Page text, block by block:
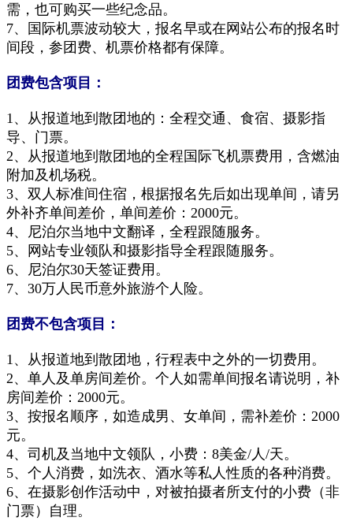
需，也可购买一些纪念品。
7、国际机票波动较大，报名早或在网站公布的报名时
间段，参团费、机票价格都有保障。
团费包含项目：
1、从报道地到散团地的：全程交通、食宿、摄影指
导、门票。
2、从报道地到散团地的全程国际飞机票费用，含燃油
附加及机场税。
3、双人标准间住宿，根据报名先后如出现单间，请另
外补齐单间差价，单间差价：2000元。
4、尼泊尔当地中文翻译，全程跟随服务。
5、网站专业领队和摄影指导全程跟随服务。
6、尼泊尔30天签证费用。
7、30万人民币意外旅游个人险。
团费不包含项目：
1、从报道地到散团地，行程表中之外的一切费用。
2、单人及单房间差价。个人如需单间报名请说明，补
房间差价：2000元。
3、按报名顺序，如造成男、女单间，需补差价：2000
元。
4、司机及当地中文领队，小费：8美金/人/天。
5、个人消费，如洗衣、酒水等私人性质的各种消费。
6、在摄影创作活动中，对被拍摄者所支付的小费（非
门票）自理。